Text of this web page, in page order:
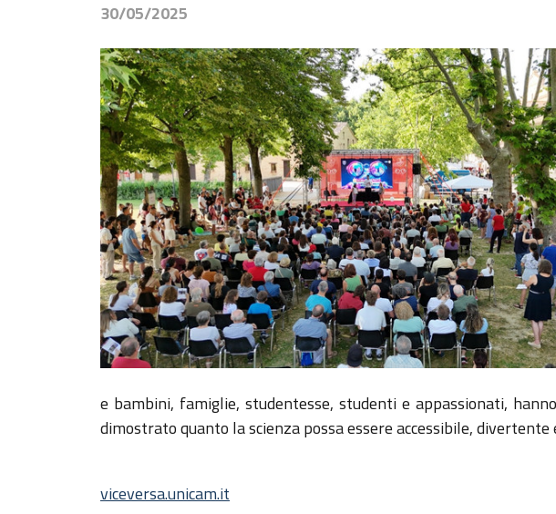
30/05/2025
e bambini, famiglie, studentesse, studenti e appassionati,
dimostrato quanto la scienza possa essere accessibile, divertente
viceversa.unicam.it